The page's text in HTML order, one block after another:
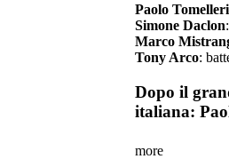
Paolo Tomelleri
Simone Daclon
Marco
Tony Arco:
Dopo il
italiana:
more